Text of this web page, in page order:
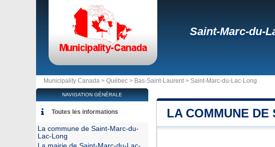
Saint-Marc-du-
Municipality Canada > Québec > Bas-Saint-Laurent> Saint-Marc-du-Lac-Long
LA COMMUNE DE
NAVIGATION GÉNÉRALE
Toutes les informations
La commune de Saint-Marc-du-
Lac-Long